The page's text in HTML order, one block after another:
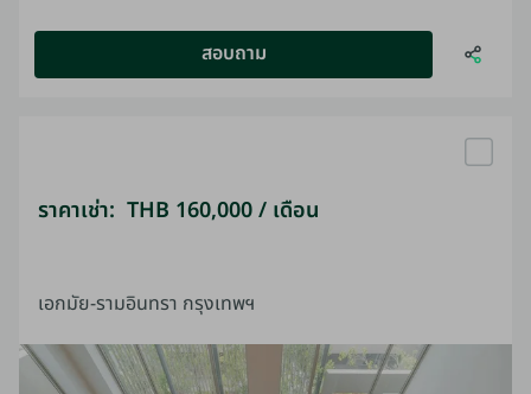
สอบถาม
ราคาเช่า: THB 160,000 / เดือน
เอกมัย-รามอินทรา กรุงเทพฯ